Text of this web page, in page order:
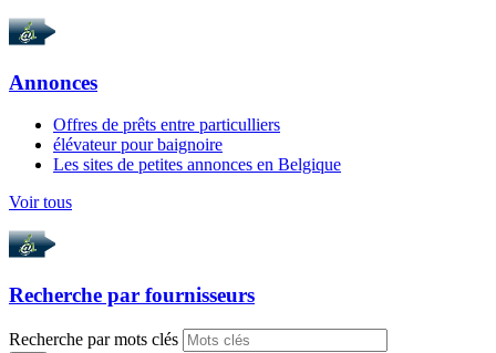
Annonces
Offres de prêts entre particulliers
élévateur pour baignoire
Les sites de petites annonces en Belgique
Voir tous
Recherche par fournisseurs
Recherche par mots clés